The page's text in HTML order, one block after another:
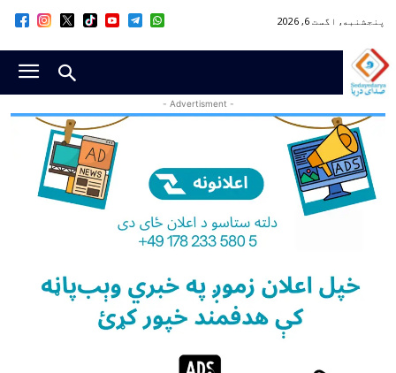
پنجشنبه, اگست 6, 2026
- Advertisment -